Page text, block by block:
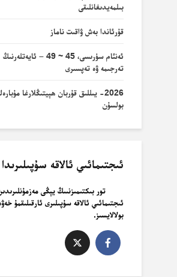
بىلمەيدىغانلىقى
قۇرئاندا بەش ۋاقىت ناماز
ئەنئام سۈرىسى، 45 ~ 49 – ئايەتلەرنىڭ
تەرجىمە ۋە تەپسىرى
2026- يىللىق قۇربان ھېيتىڭلارغا
بولسۇن
ئىجتىمائىي ئالاقە سۇپىلىرىدا
تور بىكتىمىزنىىڭ يېڭى
ئىجتىمائىي ئالاقە سۇپىلىرى ئارقىلىقمۇ
بولالايسىز.